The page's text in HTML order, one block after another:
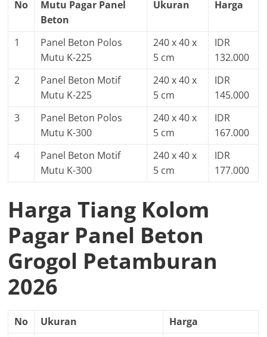
No
Mutu Pagar Panel
Beton
Ukuran Harga
1
Panel Beton Polos
Mutu K-225
240 x 40 x
5 cm
IDR
132.000
2
Panel Beton Motif
Mutu K-225
240 x 40 x
5 cm
IDR
145.000
3
Panel Beton Polos
Mutu K-300
240 x 40 x
5 cm
IDR
167.000
4
Panel Beton Motif
Mutu K-300
240 x 40 x
5 cm
IDR
177.000
Harga Tiang Kolom
Pagar Panel Beton
Grogol Petamburan
2026
No Ukuran
Harga